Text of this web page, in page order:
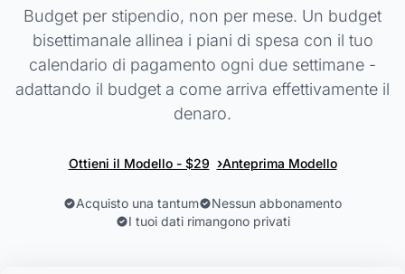
Budget per stipendio, non per mese. Un budget
bisettimanale allinea i piani di spesa con il tuo
calendario di pagamento ogni due settimane -
adattando il budget a come arriva effettivamente il
denaro.
Ottieni il Modello - $29 ›Anteprima Modello
Acquisto una tantum
Nessun abbonamento
I tuoi dati rimangono privati